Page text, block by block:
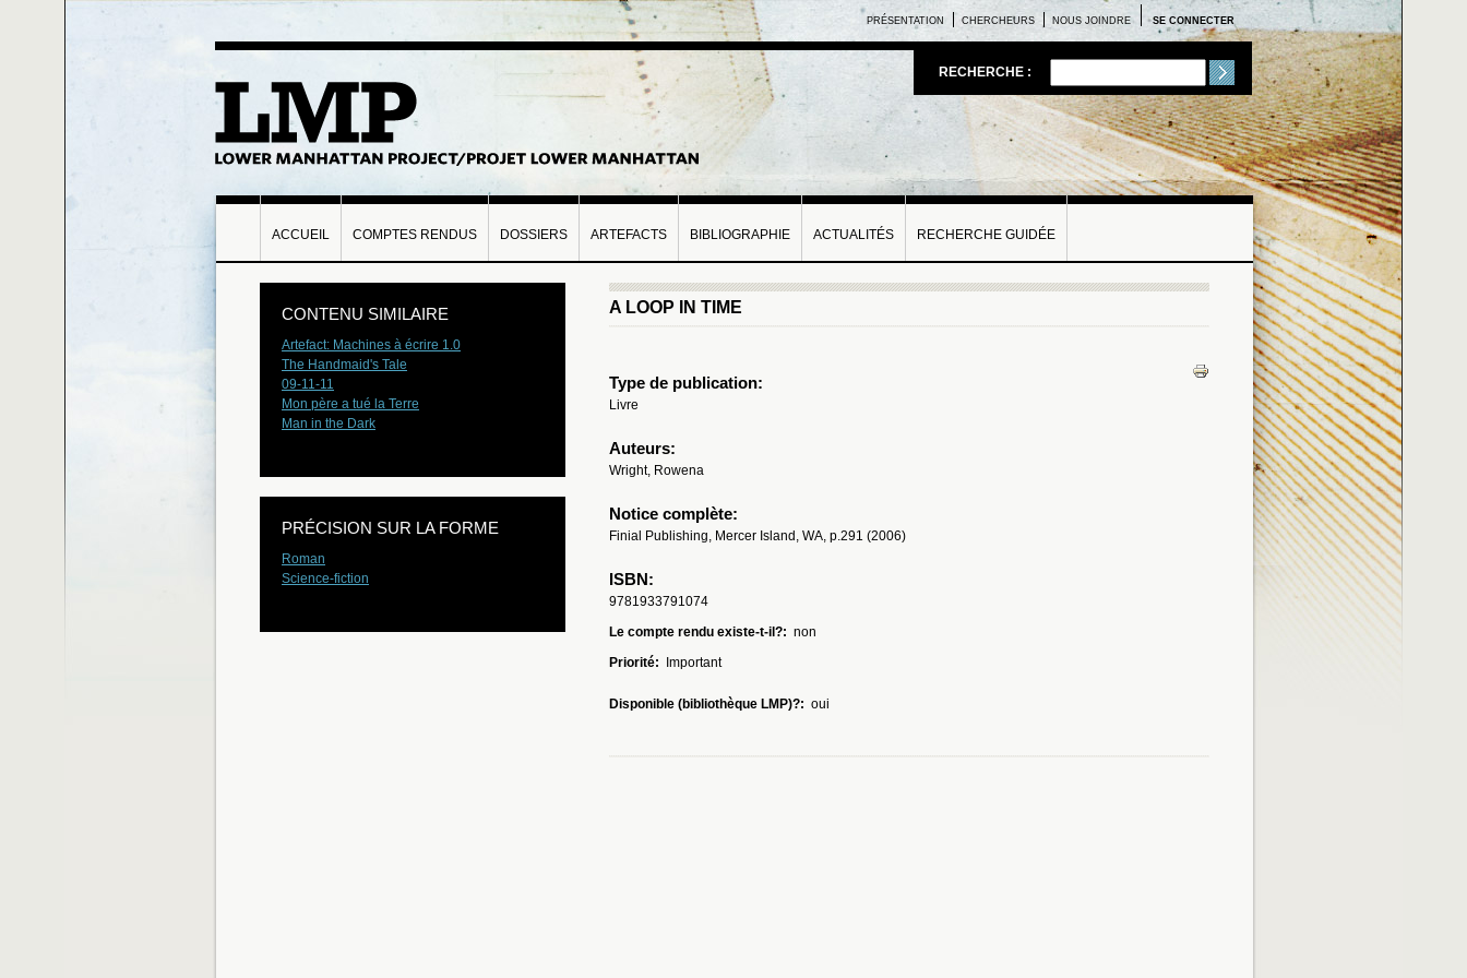
SE CONNECTER
PRÉSENTATION CHERCHEURS NOUS JOINDRE
RECHERCHE :
ACCUEIL COMPTES RENDUS DOSSIERS ARTEFACTS BIBLIOGRAPHIE ACTUALITÉS RECHERCHE GUIDÉE
A LOOP IN TIME
Type de publication:
Livre
Auteurs:
Wright, Rowena
Notice complète:
Finial Publishing, Mercer Island, WA, p.291 (2006)
ISBN:
9781933791074
Le compte rendu existe-t-il?: non
Priorité:
Important
Disponible (bibliothèque LMP)?: oui
CONTENU SIMILAIRE
Artefact: Machines à écrire 1.0
The Handmaid's Tale
09-11-11
Mon père a tué la Terre
Man in the Dark
PRÉCISION SUR LA FORME
Roman
Science-fiction